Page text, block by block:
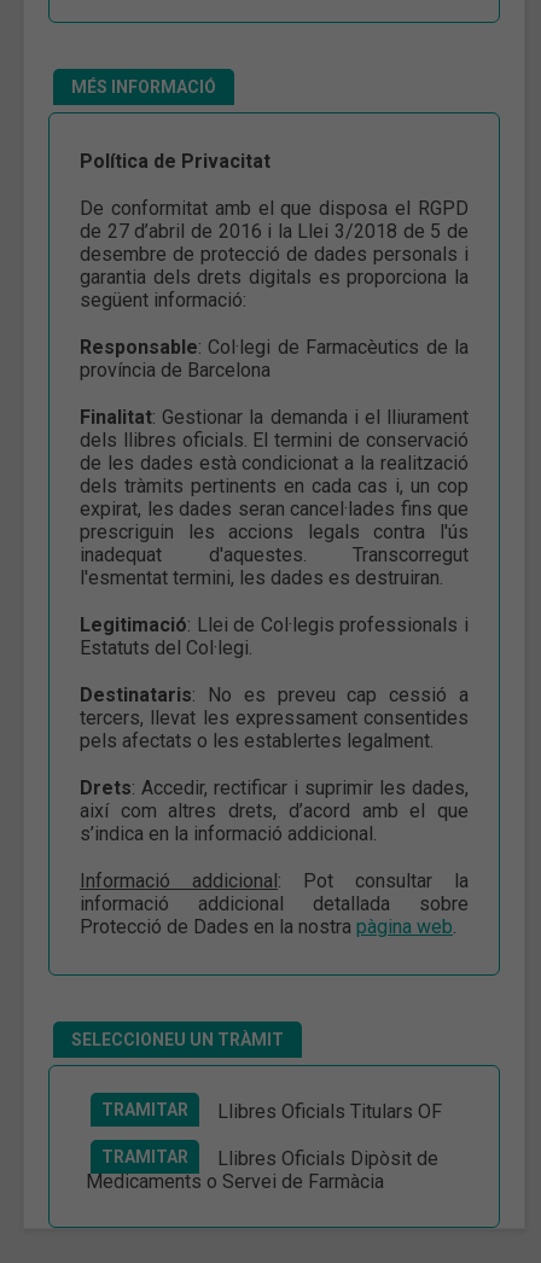
MÉS INFORMACIÓ
Política de Privacitat
De conformitat amb el que disposa el RGPD
de 27 d’abril de 2016 i la Llei 3/2018 de 5 de
desembre de protecció de dades personals i
garantia dels drets digitals es proporciona la
següent informació:
Responsable: Col·legi de Farmacèutics de la
província de Barcelona
Finalitat: Gestionar la demanda i el lliurament
dels llibres oficials. El termini de conservació
de les dades està condicionat a la realització
dels tràmits pertinents en cada cas i, un cop
expirat, les dades seran cancel·lades fins que
prescriguin les accions legals contra l'ús
inadequat d'aquestes. Transcorregut
l'esmentat termini, les dades es destruiran.
Legitimació: Llei de Col·legis professionals i
Estatuts del Col·legi.
Destinataris: No es preveu cap cessió a
tercers, llevat les expressament consentides
pels afectats o les establertes legalment.
Drets: Accedir, rectificar i suprimir les dades,
així com altres drets, d’acord amb el que
s’indica en la informació addicional.
Informació addicional: Pot consultar la
informació addicional detallada sobre
Protecció de Dades en la nostra pàgina web.
SELECCIONEU UN TRÀMIT
TRAMITAR Llibres Oficials Titulars OF
TRAMITAR
Llibres Oficials Dipòsit de
Medicaments o Servei de Farmàcia